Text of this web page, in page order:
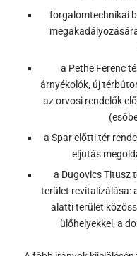
forgalomtechnikai
a Pethe Ferenc
árnyékolók, új
az orvosi rendelők
a Spar előtti tér
eljutás
a Dugovics Titusz
terület revitalizálása:
alatti terület
ülőhelyekkel, a